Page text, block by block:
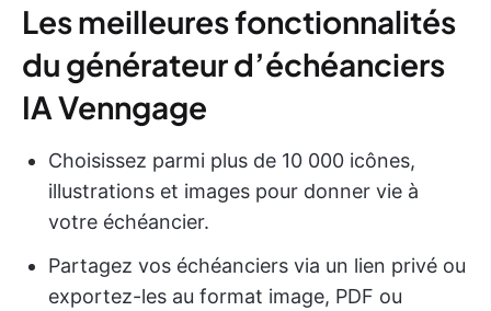
Les meilleures fonctionnalités
du générateur d’échéanciers
IA Venngage
Choisissez parmi plus de 10 000 icônes,
illustrations et images pour donner vie à
votre échéancier.
Partagez vos échéanciers via un lien privé ou
exportez-les au format image, PDF ou